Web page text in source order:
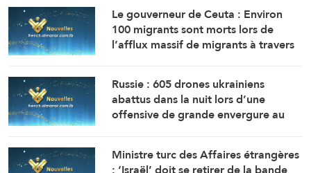
Le gouverneur de Ceuta : Environ
100 migrants sont morts lors de
l’afflux massif de migrants à travers
Russie : 605 drones ukrainiens
abattus dans la nuit lors d’une
offensive de grande envergure au
Ministre turc des Affaires étrangères